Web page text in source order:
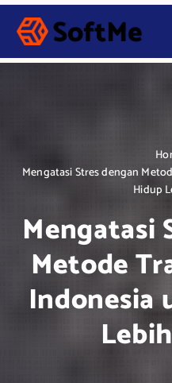
S
p
Mengatasi Stres dengan
Hidup
Mengatasi
Metode
Indonesia